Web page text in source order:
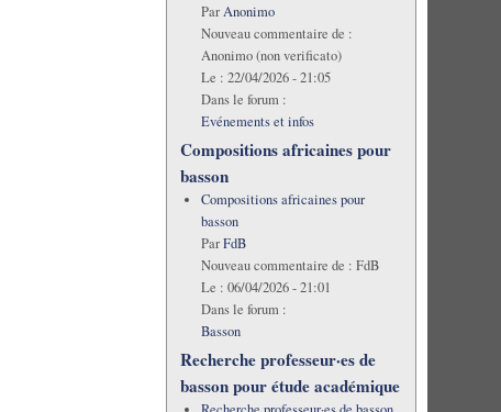
ParAnonimo
Nouveau commentaire de :
Anonimo (non verificato)
Le : 22/04/2026 - 21:05
Dans le forum :
Evénements et infos
Compositions africaines pour
basson
Compositions africaines pour
basson
ParFdB
Nouveau commentaire de : FdB
Le : 06/04/2026 - 21:01
Dans le forum :
Basson
Recherche professeur·es de
basson pour étude académique